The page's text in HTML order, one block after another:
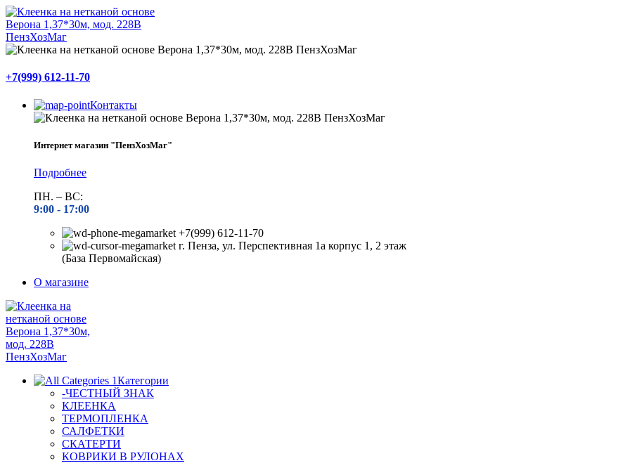
+7(999) 612-11-70
Контакты
Интернет магазин "ПензХозМаг"
Подробнее
ПН. – ВС:
9:00 - 17:00
+7(999) 612-11-70
г. Пенза, ул. Перспективная 1а корпус 1, 2 этаж
(База Первомайская)
О магазине
Категории
-ЧЕСТНЫЙ ЗНАК
КЛЕЕНКА
ТЕРМОПЛЕНКА
САЛФЕТКИ
СКАТЕРТИ
КОВРИКИ В РУЛОНАХ